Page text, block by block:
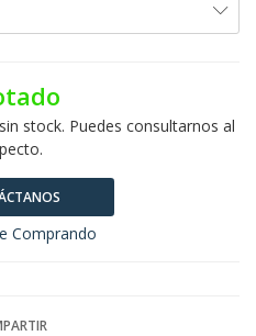
stock. Puedes consultarnos al
Comprando